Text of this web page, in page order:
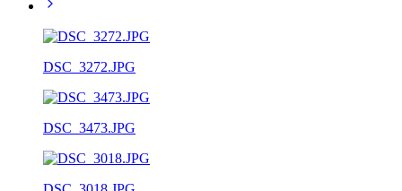
DSC_3272.JPG
DSC_3473.JPG